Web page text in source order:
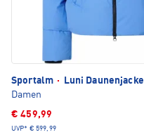
Sportalm ·
Luni Daunenjacke
Damen
€ 459,99
UVP* € 599,99